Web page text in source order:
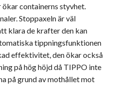
containerns styvhet.
Stoppaxeln är väl
klara de krafter den kan
tippningsfunktionen
effektivitet, den ökar också
på hög höjd då TIPPO inte
på grund av mothållet mot